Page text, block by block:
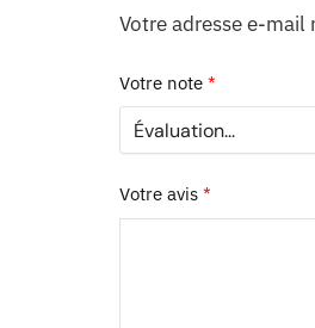
Votre adresse e-mail
Votre note*
Votre avis*